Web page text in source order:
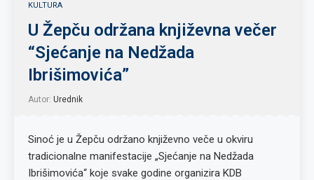
KULTURA
U Žepču održana književna večer
“Sjećanje na Nedžada
Ibrišimovića”
Autor: Urednik
Sinoć je u Žepču održano književno veče u okviru
tradicionalne manifestacije „Sjećanje na Nedžada
Ibrišimovića“ koje svake godine organizira KDB